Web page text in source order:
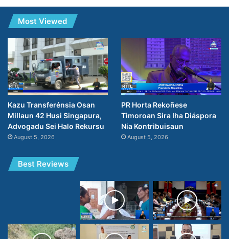
Most Viewed
Kazu Transferénsia Osan
Millaun 42 Husi Singapura,
Advogadu Sei Halo Rekursu
August 5, 2026
PR Horta Rekoñese
Timoroan Sira Iha Diáspora
Nia Kontribuisaun
August 5, 2026
Best Reviews